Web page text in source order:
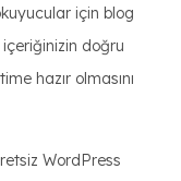
için blog
doğru
hazır olmasını
WordPress